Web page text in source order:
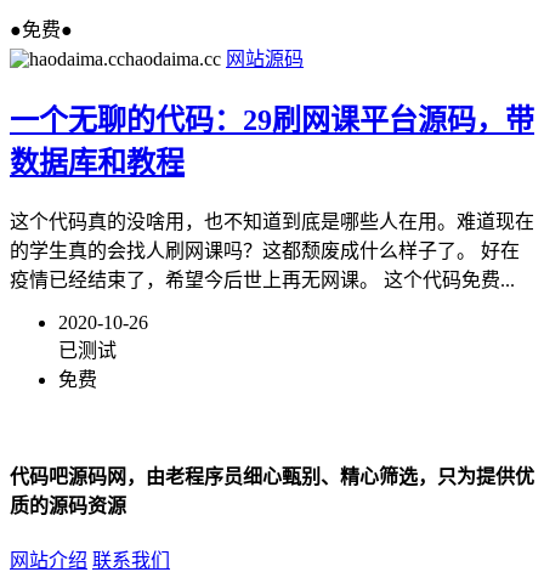
●免费●
haodaima.cc 网站源码
一个无聊的代码：29刷网课平台源码，带
数据库和教程
这个代码真的没啥用，也不知道到底是哪些人在用。难道现在
的学生真的会找人刷网课吗？这都颓废成什么样子了。 好在
疫情已经结束了，希望今后世上再无网课。 这个代码免费...
2020-10-26
已测试
免费
代码吧源码网，由老程序员细心甄别、精心筛选，只为提供优
质的源码资源
网站介绍 联系我们